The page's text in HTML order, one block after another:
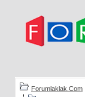
Forumlaklak.Com